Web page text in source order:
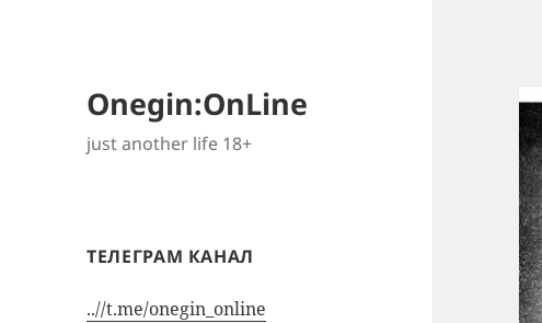
Onegin:OnLine
just another life 18+
ТЕЛЕГРАМ КАНАЛ
..//t.me/onegin_online